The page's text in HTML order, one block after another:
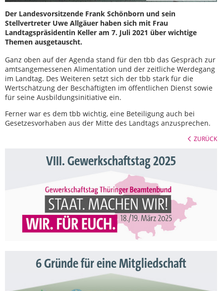
Der Landesvorsitzende Frank Schönborn und sein
Stellvertreter Uwe Allgäuer haben sich mit Frau
Landtagspräsidentin Keller am 7. Juli 2021 über wichtige
Themen ausgetauscht.
Ganz oben auf der Agenda stand für den tbb das Gespräch zur
amtsangemessenen Alimentation und der zeitliche Werdegang
im Landtag. Des Weiteren setzt sich der tbb stark für die
Wertschätzung der Beschäftigten im öffentlichen Dienst sowie
für seine Ausbildungsinitiative ein.
Ferner war es dem tbb wichtig, eine Beteiligung auch bei
Gesetzesvorhaben aus der Mitte des Landtags anzusprechen.
ZURÜCK
VIII. Gewerkschaftstag 2025
6 Gründe für eine Mitgliedschaft